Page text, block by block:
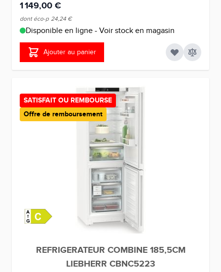
1 149,00 €
dont éco-p 24,24 €
Disponible en ligne - Voir stock en magasin
Ajouter au panier
SATISFAIT OU REMBOURSE
Offre de remboursement
REFRIGERATEUR COMBINE 185,5CM
LIEBHERR CBNC5223